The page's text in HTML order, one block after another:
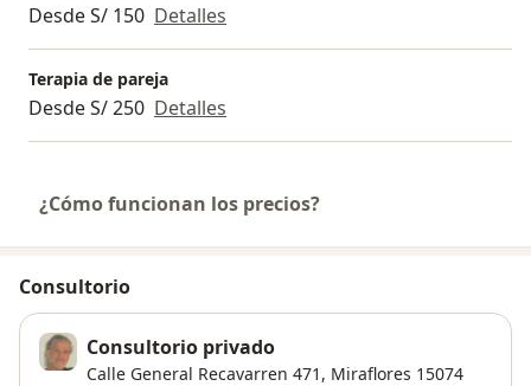
Desde S/ 150 Detalles
Terapia de pareja
Desde S/ 250 Detalles
¿Cómo funcionan los precios?
Consultorio
Consultorio privado
Calle General Recavarren 471, Miraflores 15074